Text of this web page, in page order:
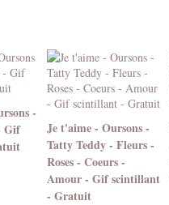
-
Gif
Je t'aime - Oursons -
Tatty Teddy - Fleurs -
Roses - Coeurs -
Amour - Gif scintillant
- Gratuit